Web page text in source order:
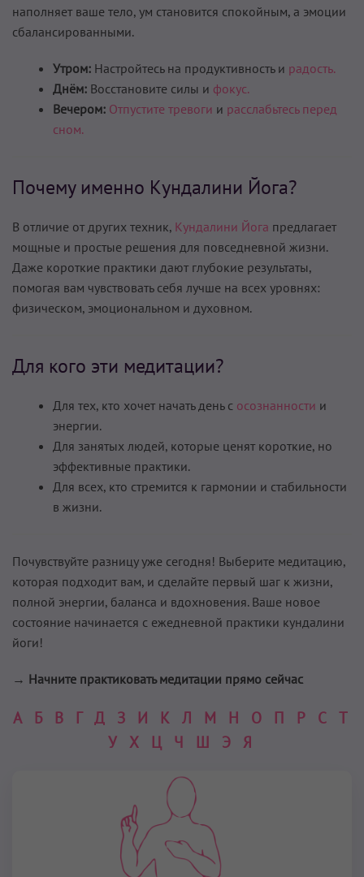
наполняет ваше тело, ум становится спокойным, а эмоции
сбалансированными.
Утром: Настройтесь на продуктивность и радость.
Днём: Восстановите силы и фокус.
Вечером: Отпустите тревоги и расслабьтесь перед
сном.
Почему именно Кундалини Йога?
В отличие от других техник, Кундалини Йога предлагает
мощные и простые решения для повседневной жизни.
Даже короткие практики дают глубокие результаты,
помогая вам чувствовать себя лучше на всех уровнях:
физическом, эмоциональном и духовном.
Для кого эти медитации?
Для тех, кто хочет начать день с осознанности и
энергии.
Для занятых людей, которые ценят короткие, но
эффективные практики.
Для всех, кто стремится к гармонии и стабильности
в жизни.
Почувствуйте разницу уже сегодня! Выберите медитацию,
которая подходит вам, и сделайте первый шаг к жизни,
полной энергии, баланса и вдохновения. Ваше новое
состояние начинается с ежедневной практики кундалини
йоги!
→ Начните практиковать медитации прямо сейчас
А Б В Г Д З И К Л М Н О П Р С Т
У Х Ц Ч Ш Э Я